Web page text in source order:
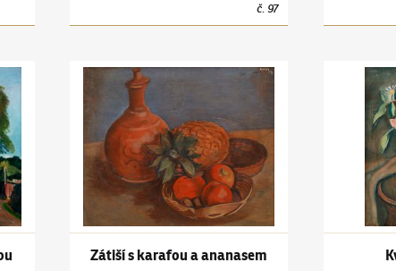
č. 97
stavením a ženou
Jiří Kars(1880–1945)Zátiší s karafou a ananasem
Zátiší s karafou a ananasem
Jiří Kars